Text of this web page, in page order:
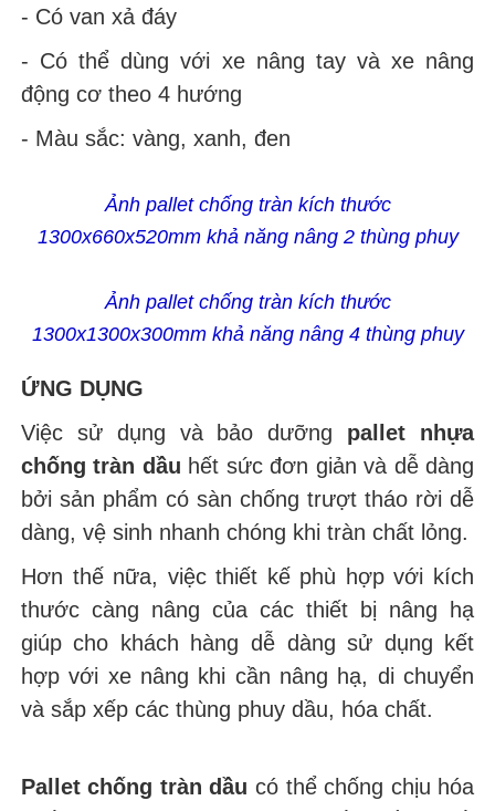
- Có van xả đáy
- Có thể dùng với xe nâng tay và xe nâng
động cơ theo 4 hướng
- Màu sắc: vàng, xanh, đen
Ảnh pallet chống tràn kích thước
1300x660x520mm khả năng nâng 2 thùng phuy
Ảnh pallet chống tràn kích thước
1300x1300x300mm khả năng nâng 4 thùng phuy
ỨNG DỤNG
Việc sử dụng và bảo dưỡng pallet nhựa
chống tràn dầu hết sức đơn giản và dễ dàng
bởi sản phẩm có sàn chống trượt tháo rời dễ
dàng, vệ sinh nhanh chóng khi tràn chất lỏng.
Hơn thế nữa, việc thiết kế phù hợp với kích
thước càng nâng của các thiết bị nâng hạ
giúp cho khách hàng dễ dàng sử dụng kết
hợp với xe nâng khi cần nâng hạ, di chuyển
và sắp xếp các thùng phuy dầu, hóa chất.
Pallet chống tràn dầu có thể chống chịu hóa